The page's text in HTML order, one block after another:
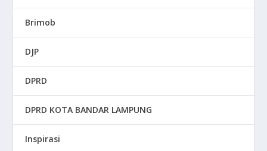
Brimob
DJP
DPRD
DPRD KOTA BANDAR LAMPUNG
Inspirasi